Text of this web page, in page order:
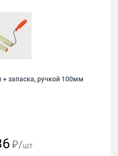
запаска, ручкой 100мм
₽/шт